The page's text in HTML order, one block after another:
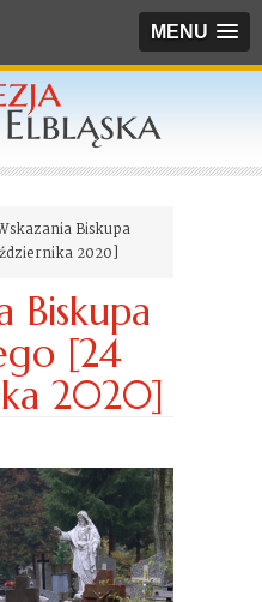
MENU
Biskupa
2020]
Biskupa
[24
2020]